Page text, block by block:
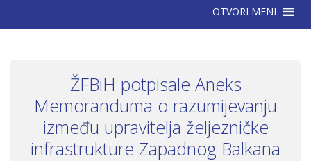
OTVORI MENI
ŽFBiH potpisale Aneks
Memoranduma o razumijevanju
između upravitelja željezničke
infrastrukture Zapadnog Balkana